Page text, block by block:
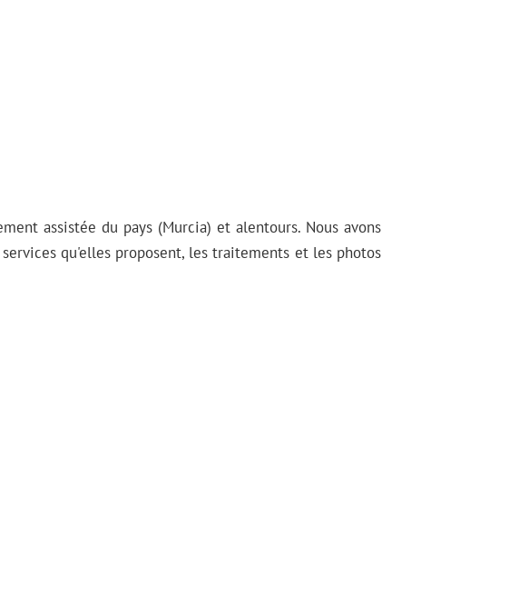
assistée du pays (Murcia) et alentours. Nous avons
qu'elles proposent, les traitements et les photos